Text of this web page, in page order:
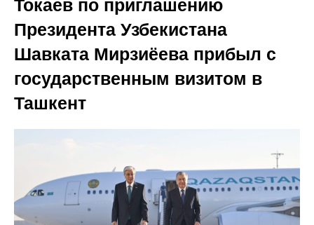
Президента Узбекистана
Шавката Мирзиёева прибыл с
государственным визитом в
Ташкент